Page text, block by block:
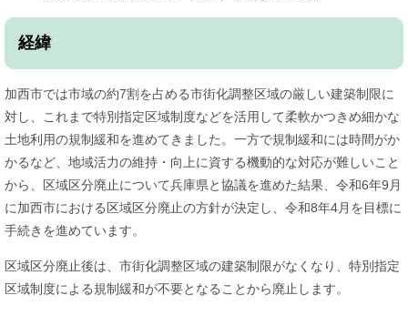
経緯
加西市では市域の約7割を占める市街化調整区域の厳しい建築制限に
対し、これまで特別指定区域制度などを活用して柔軟かつきめ細かな
土地利用の規制緩和を進めてきました。一方で規制緩和には時間がか
かるなど、地域活力の維持・向上に資する機動的な対応が難しいこと
から、区域区分廃止について兵庫県と協議を進めた結果、令和6年9月
に加西市における区域区分廃止の方針が決定し、令和8年4月を目標に
手続きを進めています。
区域区分廃止後は、市街化調整区域の建築制限がなくなり、特別指定
区域制度による規制緩和が不要となることから廃止します。